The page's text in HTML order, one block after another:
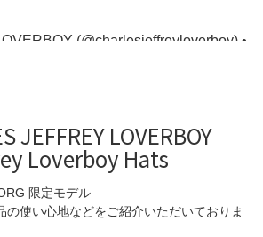
JEFFREY LOVERBOY
Loverboy Hats
限定モデル
の使い心地などをご紹介いただいておりま